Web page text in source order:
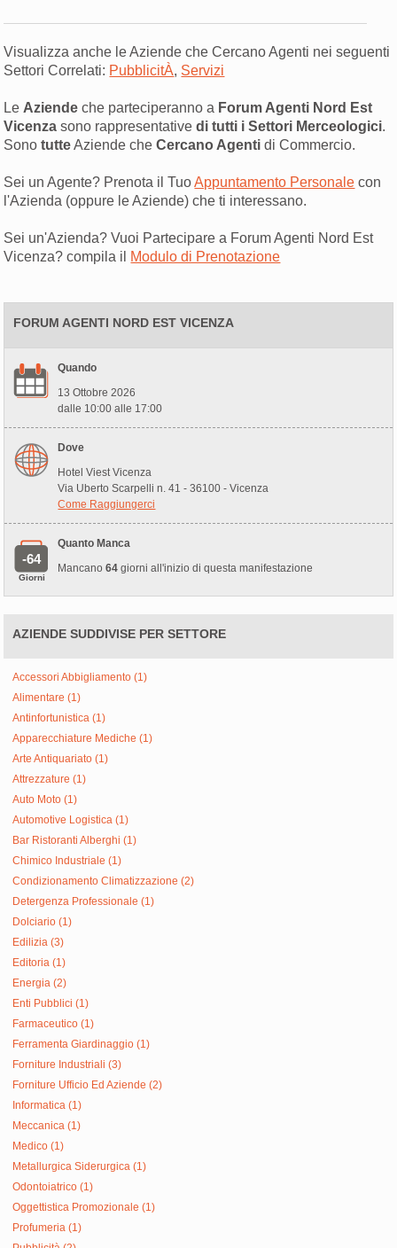
Visualizza anche le Aziende che Cercano Agenti nei seguenti
Settori Correlati: PubblicitÀ, Servizi
Le Aziende che parteciperanno a Forum Agenti Nord Est
Vicenza sono rappresentativedi tutti i Settori Merceologici.
SonotutteAziende cheCercano Agenti di Commercio.
Sei un Agente? Prenota il TuoAppuntamento Personale con
l'Azienda (oppure le Aziende) che ti interessano.
Sei un'Azienda? Vuoi Partecipare a Forum Agenti Nord Est
Vicenza? compila il Modulo di Prenotazione
FORUM AGENTI NORD EST VICENZA
Quando
13 Ottobre 2026
dalle 10:00 alle 17:00
Dove
Hotel Viest Vicenza
Via Uberto Scarpelli n. 41 - 36100 - Vicenza
Come Raggiungerci
-64
Giorni
Quanto Manca
Mancano64 giorni all'inizio di questa manifestazione
AZIENDE SUDDIVISE PER SETTORE
Accessori Abbigliamento (1)
Alimentare (1)
Antinfortunistica (1)
Apparecchiature Mediche (1)
Arte Antiquariato (1)
Attrezzature (1)
Auto Moto (1)
Automotive Logistica (1)
Bar Ristoranti Alberghi (1)
Chimico Industriale (1)
Condizionamento Climatizzazione (2)
Detergenza Professionale (1)
Dolciario (1)
Edilizia (3)
Editoria (1)
Energia (2)
Enti Pubblici (1)
Farmaceutico (1)
Ferramenta Giardinaggio (1)
Forniture Industriali (3)
Forniture Ufficio Ed Aziende (2)
Informatica (1)
Meccanica (1)
Medico (1)
Metallurgica Siderurgica (1)
Odontoiatrico (1)
Oggettistica Promozionale (1)
Profumeria (1)